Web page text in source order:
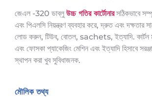
জেএল -320 ডাব্লু উচ্চ গতির কার্টোনারসঠিকভাবে
এবং পিএলসি নিয়ন্ত্রণ ব্যবহার করে, দ্রুত এবং দক্ষতার
লোড করুন, টিউব, বোতল, sachets, ইত্যাদি. কার্টন
এবং ফোসকা প্যাকেজিং মেশিন এবং ইত্যাদি হিসাবে
স্থাপন করা খুব সুবিধাজনক.
মৌলিক তথ্য